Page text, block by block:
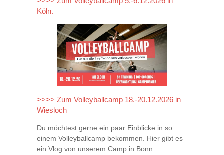
Köln.
>>>> Zum Volleyballcamp 18.-20.12.2026 in
Wiesloch
Du möchtest gerne ein paar Einblicke in so
einem Volleyballcamp bekommen. Hier gibt es
ein Vlog von unserem Camp in Bonn: